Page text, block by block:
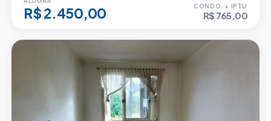
R$ 2.450,00 CONDO. + IPTU
R$ 765,00